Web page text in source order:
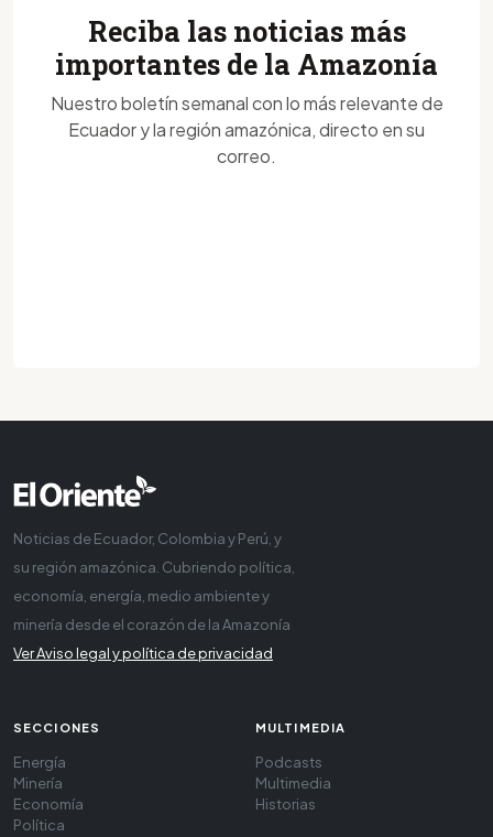
Reciba las noticias más
importantes de la Amazonía
Nuestro boletín semanal con lo más relevante de
Ecuador y la región amazónica, directo en su
correo.
Noticias de Ecuador, Colombia y Perú, y
su región amazónica. Cubriendo política,
economía, energía, medio ambiente y
minería desde el corazón de la Amazonía
Ver Aviso legal y política de privacidad
SECCIONES
Energía
Minería
Economía
Política
MULTIMEDIA
Podcasts
Multimedia
Historias